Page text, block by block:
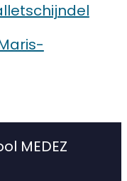
MEDEZ